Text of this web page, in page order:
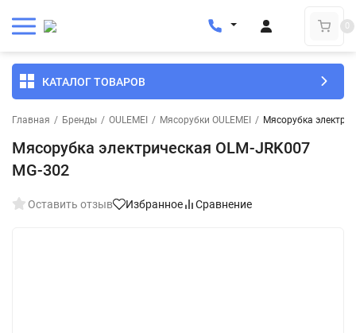
0
КАТАЛОГ ТОВАРОВ
Главная / Бренды / OULEMEI / Мясорубки OULEMEI / Мясорубка
Мясорубка электрическая OLM-JRK007
MG-302
Оставить отзыв Избранное Сравнение